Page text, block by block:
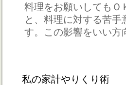
料理をお願いしてもＯ
と、料理に対する苦
す。この影響をいい方
私の家計やりくり術